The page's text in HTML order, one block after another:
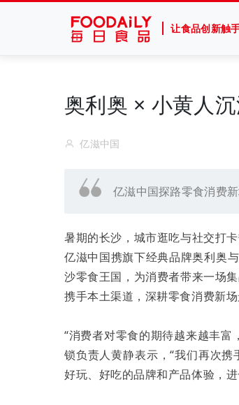
让食品创新触
奥利奥 × 小黄人
亿滋中国
亿滋中国探路零食消费
暑期的长沙，城市逛吃与社交打
亿滋中国携旗下经典品牌奥利奥
沙零食王国，为消费者带来一场
携手本土渠道，深耕零食消费新
“消费者对零食的期待越来越丰富
锁负责人黄静表示，“我们再次携
好玩、好吃的品牌和产品体验，